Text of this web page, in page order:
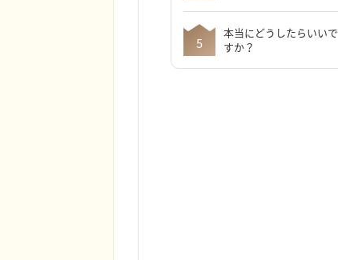
本当にどうしたらいいで
すか？